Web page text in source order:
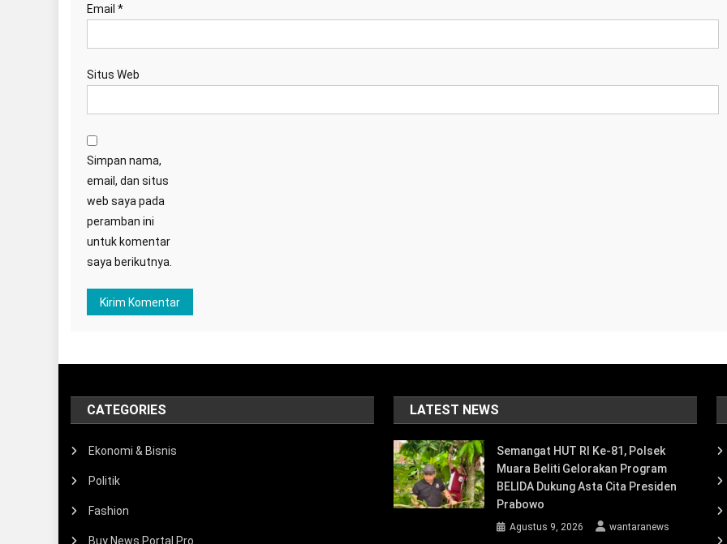
Email *
Situs Web
Simpan nama,
email, dan situs
web saya pada
peramban ini
untuk komentar
saya berikutnya.
CATEGORIES
Ekonomi & Bisnis
Politik
Fashion
Buy News Portal Pro
LATEST NEWS
Semangat HUT RI Ke-81, Polsek
Muara Beliti Gelorakan Program
BELIDA Dukung Asta Cita Presiden
Prabowo
Agustus 9, 2026 wantaranews